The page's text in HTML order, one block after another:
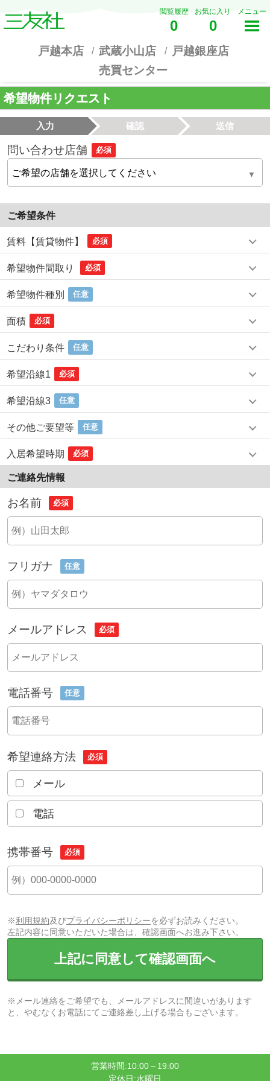
閲覧履歴
0
お気に入り
0
メニュー
戸越本店 武蔵小山店
戸越銀座店
売買センター
希望物件リクエスト
入力 確認 送信
問い合わせ店舗 必須
ご希望条件
賃料【賃貸物件】 必須
希望物件間取り 必須
希望物件種別 任意
面積 必須
こだわり条件 任意
希望沿線1 必須
希望沿線3 任意
その他ご要望等 任意
入居希望時期 必須
ご連絡先情報
お名前 必須
フリガナ 任意
メールアドレス 必須
電話番号 任意
希望連絡方法 必須
メール
電話
携帯番号 必須
※利用規約及びプライバシーポリシーを必ずお読みください。
左記内容に同意いただいた場合は、確認画面へお進み下さい。
上記に同意して確認画面へ
※メール連絡をご希望でも、メールアドレスに間違いがあります
と、やむなくお電話にてご連絡差し上げる場合もございます。
営業時間:10:00～19:00
定休日:水曜日